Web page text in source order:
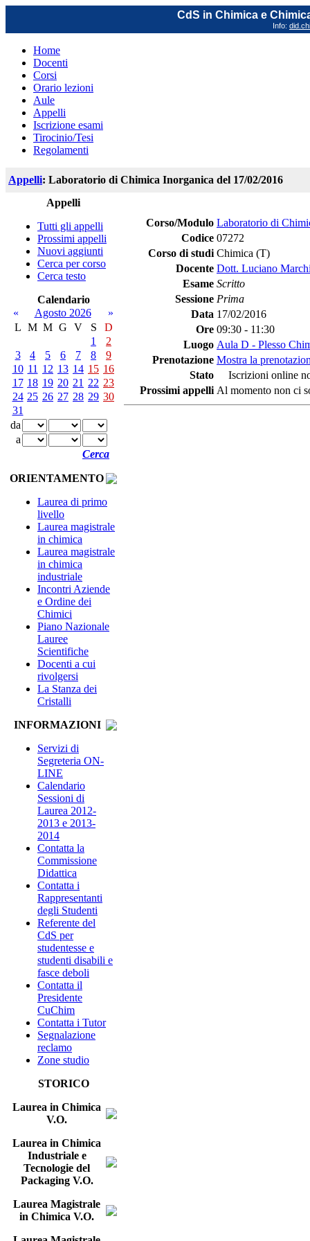
CdS in Chimica e
Info:
Home
Docenti
Corsi
Orario lezioni
Aule
Appelli
Iscrizione esami
Tirocinio/Tesi
Regolamenti
Appelli: Laboratorio di Chimica Inorganica del 17/02/2016
Appelli
Tutti gli appelli
Prossimi appelli
Nuovi aggiunti
Cerca per corso
Cerca testo
Calendario
«
Agosto 2026
»
L M M G V S
D
1
2
3
4 5 6 7 8
9
10 11 12 13 14 15 16
17 18 19 20 21 22 23
24 25 26 27 28 29 30
31
da
a
Cerca
ORIENTAMENTO
Laurea di primo
livello
Laurea magistrale
in chimica
Laurea magistrale
in chimica
industriale
Incontri Aziende
e Ordine dei
Chimici
Piano Nazionale
Lauree
Scientifiche
Docenti a cui
rivolgersi
La Stanza dei
Cristalli
INFORMAZIONI
Servizi di
Segreteria ON-
LINE
Calendario
Sessioni di
Laurea 2012-
2013 e 2013-
2014
Contatta la
Commissione
Didattica
Contatta i
Rappresentanti
degli Studenti
Referente del
CdS per
studentesse e
studenti disabili e
fasce deboli
Contatta il
Presidente
CuChim
Contatta i Tutor
Segnalazione
reclamo
Zone studio
STORICO
Laurea in Chimica
V.O.
Laurea in Chimica
Industriale e
Tecnologie del
Packaging V.O.
Laurea Magistrale
in Chimica V.O.
Corso/Modulo Laboratorio di
Codice 07272
Corso di studi Chimica (T)
Docente Dott. Luciano
Esame Scritto
Sessione Prima
Data 17/02/2016
Ore 09:30 - 11:30
Luogo Aula D - Plesso
Prenotazione Mostra la
Stato
Iscrizioni online
Prossimi appelli Al momento non ci